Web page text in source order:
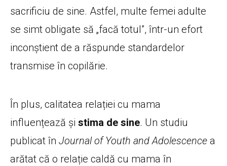
sacrificiu de sine. Astfel, multe femei adulte
se simt obligate să „facă totul”, într-un efort
inconștient de a răspunde standardelor
transmise în copilărie.
În plus, calitatea relației cu mama
influențează și stima de sine. Un studiu
publicat în Journal of Youth and Adolescence a
arătat că o relație caldă cu mama în